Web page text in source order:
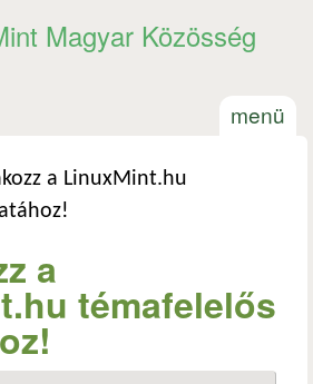
Magyar Közösség
menü
a LinuxMint.hu
a
témafelelős